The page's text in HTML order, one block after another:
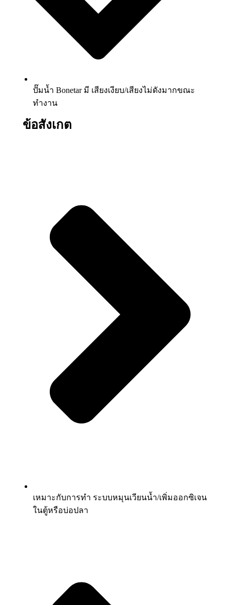
ปั๊มน้ำ Bonetar มี เสียงเงียบ/เสียงไม่ดังมากขณะ
ทำงาน
ข้อสังเกต
เหมาะกับการทำ ระบบหมุนเวียนน้ำ/เพิ่มออกซิเจน
ในตู้หรือบ่อปลา